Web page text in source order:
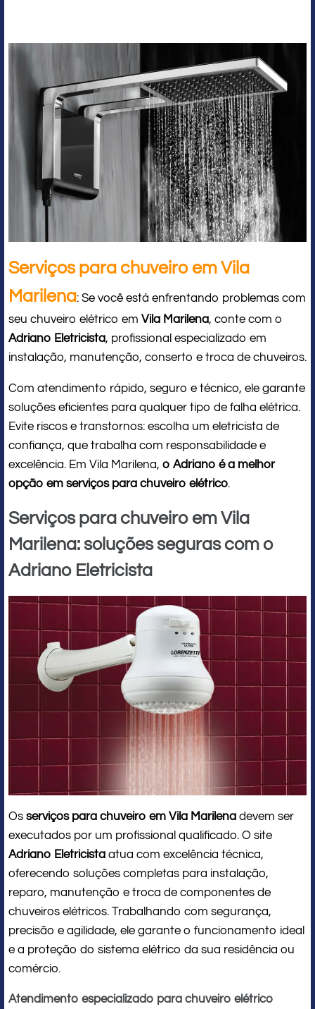
Serviços para chuveiro em Vila
Marilena: Se você está enfrentando problemas com
seu chuveiro elétrico em Vila Marilena, conte com o
Adriano Eletricista, profissional especializado em
instalação, manutenção, conserto e troca de chuveiros.
Com atendimento rápido, seguro e técnico, ele garante
soluções eficientes para qualquer tipo de falha elétrica.
Evite riscos e transtornos: escolha um eletricista de
confiança, que trabalha com responsabilidade e
excelência. Em Vila Marilena, o Adriano é a melhor
opção em serviços para chuveiro elétrico.
Serviços para chuveiro em Vila
Marilena: soluções seguras com o
Adriano Eletricista
Os serviços para chuveiro em Vila Marilena devem ser
executados por um profissional qualificado. O site
Adriano Eletricista atua com excelência técnica,
oferecendo soluções completas para instalação,
reparo, manutenção e troca de componentes de
chuveiros elétricos. Trabalhando com segurança,
precisão e agilidade, ele garante o funcionamento ideal
e a proteção do sistema elétrico da sua residência ou
comércio.
Atendimento especializado para chuveiro elétrico